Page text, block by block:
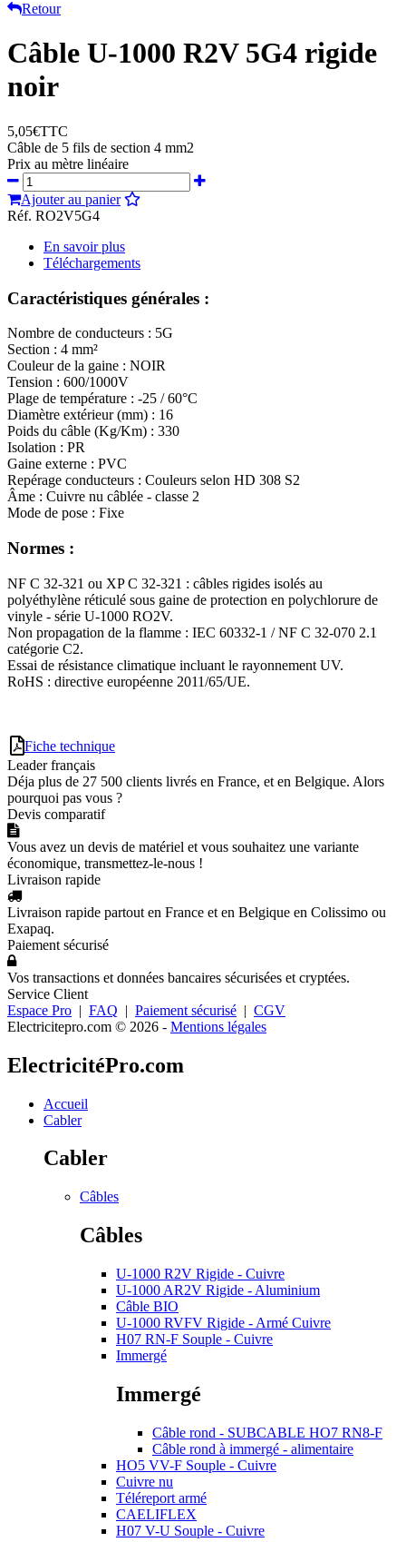
Retour
Câble U-1000 R2V 5G4 rigide
noir
5,05€TTC
Câble de 5 fils de section 4 mm2
Prix au mètre linéaire
Ajouter au panier
Réf. RO2V5G4
En savoir plus
Téléchargements
Caractéristiques générales :
Nombre de conducteurs : 5G
Section : 4 mm²
Couleur de la gaine : NOIR
Tension : 600/1000V
Plage de température : -25 / 60°C
Diamètre extérieur (mm) : 16
Poids du câble (Kg/Km) : 330
Isolation : PR
Gaine externe : PVC
Repérage conducteurs : Couleurs selon HD 308 S2
Âme : Cuivre nu câblée - classe 2
Mode de pose : Fixe
Normes :
NF C 32-321 ou XP C 32-321 : câbles rigides isolés au
polyéthylène réticulé sous gaine de protection en polychlorure de
vinyle - série U-1000 RO2V.
Non propagation de la flamme : IEC 60332-1 / NF C 32-070 2.1
catégorie C2.
Essai de résistance climatique incluant le rayonnement UV.
RoHS : directive européenne 2011/65/UE.
Fiche technique
Leader français
Déja plus de 27 500 clients livrés en France, et en Belgique. Alors
pourquoi pas vous ?
Devis comparatif
Vous avez un devis de matériel et vous souhaitez une variante
économique, transmettez-le-nous !
Livraison rapide
Livraison rapide partout en France et en Belgique en Colissimo ou
Exapaq.
Paiement sécurisé
Vos transactions et données bancaires sécurisées et cryptées.
Service Client
Espace Pro | FAQ | Paiement sécurisé | CGV
Electricitepro.com © 2026 - Mentions légales
ElectricitéPro.com
Accueil
Cabler
Cabler
Câbles
Câbles
U-1000 R2V Rigide - Cuivre
U-1000 AR2V Rigide - Aluminium
Câble BIO
U-1000 RVFV Rigide - Armé Cuivre
H07 RN-F Souple - Cuivre
Immergé
Immergé
Câble rond - SUBCABLE HO7 RN8-F
Câble rond à immergé - alimentaire
HO5 VV-F Souple - Cuivre
Cuivre nu
Téléreport armé
CAELIFLEX
H07 V-U Souple - Cuivre